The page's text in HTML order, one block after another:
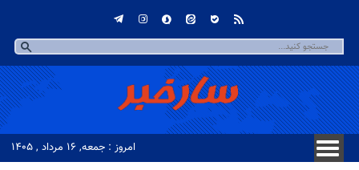
امروز : جمعه, ۱۶ مرداد , ۱۴۰۵